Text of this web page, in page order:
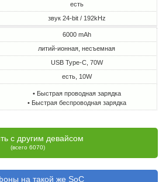
есть
звук 24-bit / 192kHz
6000 mAh
литий-ионная, несъемная
USB Type-C, 70W
есть, 10W
• Быстрая проводная зарядка
• Быстрая беспроводная зарядка
с другим девайсом
(всего 6070)
на такой же SoC